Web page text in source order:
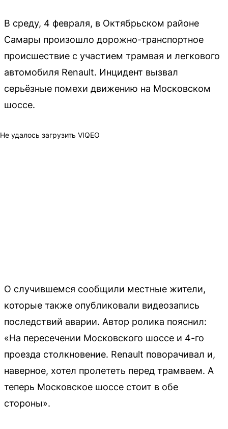
В среду, 4 февраля, в Октябрьском районе
Самары произошло дорожно-транспортное
происшествие с участием трамвая и легкового
автомобиля Renault. Инцидент вызвал
серьёзные помехи движению на Московском
шоссе.
Не удалось загрузить VIQEO
О случившемся сообщили местные жители,
которые также опубликовали видеозапись
последствий аварии. Автор ролика пояснил:
«На пересечении Московского шоссе и 4-го
проезда столкновение. Renault поворачивал и,
наверное, хотел пролететь перед трамваем. А
теперь Московское шоссе стоит в обе
стороны».